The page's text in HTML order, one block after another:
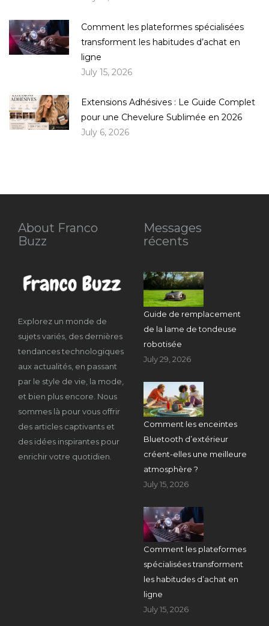
Comment les plateformes spécialisées
transforment les habitudes d’achat en
ligne
July 15, 2026
Extensions Adhésives : Le Guide Complet
pour une Chevelure Sublimée en 2026
July 6, 2026
About Franco
Buzz
Explorez un monde de
sujets variés, des dernières
tendances technologiques
aux actualités, en passant
par le style de vie, la mode,
et bien plus encore. Nous
sommes là pour vous offrir
des articles captivants et
des idées inspirantes pour
enrichir votre quotidien.
Messages
récents
Guide de remplacement
de la lame de tondeuse
robotisée
July 29, 2026
Comment les enceintes
Bluetooth d’extérieur
créent-elles une meilleure
atmosphère ?
July 15, 2026
Comment les plateformes
spécialisées transforment
les habitudes d’achat en
ligne
July 15, 2026